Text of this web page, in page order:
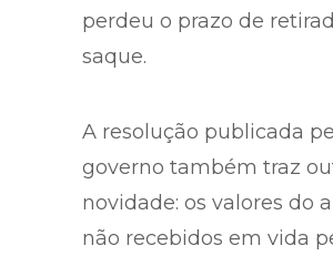
perdeu o prazo de
saque.
A resolução publicada
governo também traz
novidade: os valores do
não recebidos em vida